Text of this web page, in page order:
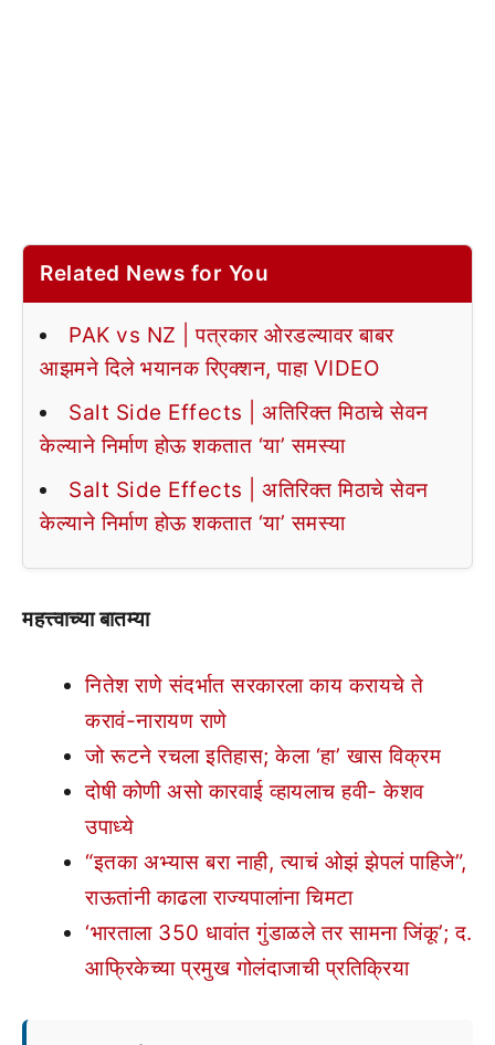
Related News for You
PAK vs NZ | पत्रकार ओरडल्यावर बाबर
आझमने दिले भयानक रिएक्शन, पाहा VIDEO
Salt Side Effects | अतिरिक्त मिठाचे सेवन
केल्याने निर्माण होऊ शकतात ‘या’ समस्या
Salt Side Effects | अतिरिक्त मिठाचे सेवन
केल्याने निर्माण होऊ शकतात ‘या’ समस्या
महत्त्वाच्या बातम्या
नितेश राणे संदर्भात सरकारला काय करायचे ते
करावं-नारायण राणे
जो रूटने रचला इतिहास; केला ‘हा’ खास विक्रम
दोषी कोणी असो कारवाई व्हायलाच हवी- केशव
उपाध्ये
“इतका अभ्यास बरा नाही, त्याचं ओझं झेपलं पाहिजे”,
राऊतांनी काढला राज्यपालांना चिमटा
‘भारताला 350 धावांत गुंडाळले तर सामना जिंकू’; द.
आफ्रिकेच्या प्रमुख गोलंदाजाची प्रतिक्रिया